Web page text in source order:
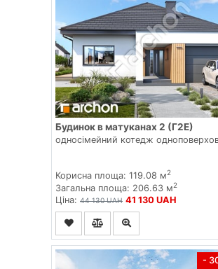
Будинок в матуканах 2 (Г2Е)
односімейний котедж
Корисна площа: 119.08 м2
Загальна площа: 206.63 м2
Ціна: 44 130 UAH 41 130 UAH
-